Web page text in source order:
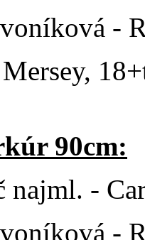
-
90cm:
najml. -
-